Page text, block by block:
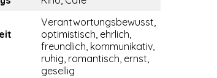
Verantwortungsbewusst,
optimistisch, ehrlich,
freundlich, kommunikativ,
ruhig, romantisch, ernst,
gesellig